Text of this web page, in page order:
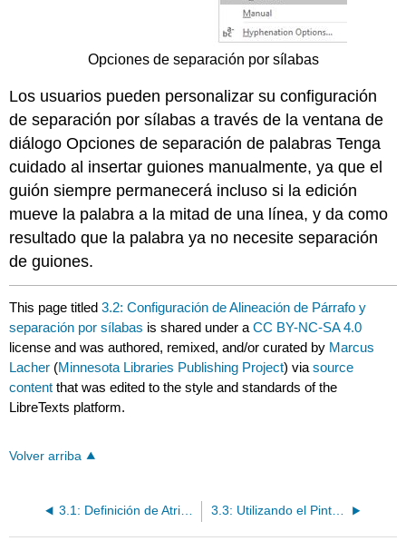
Opciones de separación por sílabas
Los usuarios pueden personalizar su configuración
de separación por sílabas a través de la ventana de
diálogo Opciones de separación de palabras Tenga
cuidado al insertar guiones manualmente, ya que el
guión siempre permanecerá incluso si la edición
mueve la palabra a la mitad de una línea, y da como
resultado que la palabra ya no necesite separación
de guiones.
This page titled3.2: Configuración de Alineación de Párrafo y
separación por sílabas is shared under aCC BY-NC-SA 4.0
license and was authored, remixed, and/or curated by Marcus
Lacher (Minnesota Libraries Publishing Project) viasource
content that was edited to the style and standards of the
LibreTexts platform.
Volver arriba
3.1: Definición de Atributos de Fuente y Texto 3.3: Utilizando el Pintor de Formato